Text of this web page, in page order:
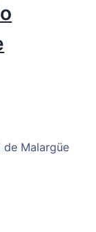
de Malargüe